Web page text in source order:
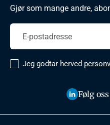
Gjør som mange andre,
Jeg godtar herved
Følg